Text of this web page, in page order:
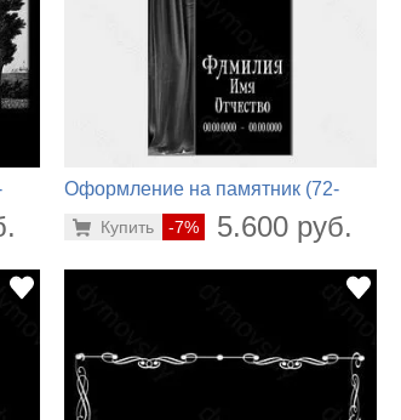
Оформление на памятник (72-
-7% 5.600 руб.
Купить